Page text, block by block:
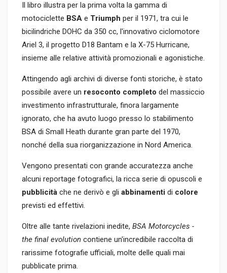
Il libro illustra per la prima volta la gamma di
motociclette BSA e Triumph per il 1971, tra cui le
bicilindriche DOHC da 350 cc, l'innovativo ciclomotore
Ariel 3, il progetto D18 Bantam e la X-75 Hurricane,
insieme alle relative attività promozionali e agonistiche.
Attingendo agli archivi di diverse fonti storiche, è stato
possibile avere un resoconto completo del massiccio
investimento infrastrutturale, finora largamente
ignorato, che ha avuto luogo presso lo stabilimento
BSA di Small Heath durante gran parte del 1970,
nonché della sua riorganizzazione in Nord America.
Vengono presentati con grande accuratezza anche
alcuni reportage fotografici, la ricca serie di opuscoli e
pubblicità che ne derivò e gli abbinamenti di colore
previsti ed effettivi.
Oltre alle tante rivelazioni inedite, BSA Motorcycles -
the final evolution contiene un'incredibile raccolta di
rarissime fotografie ufficiali, molte delle quali mai
pubblicate prima.